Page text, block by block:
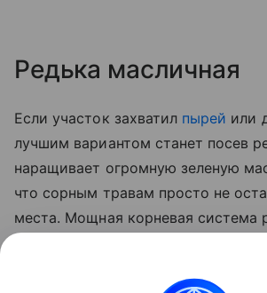
Редька масличная
Если участок захватил пырей или
лучшим вариантом станет посев
наращивает огромную зеленую
что сорным травам просто не
места. Мощная корневая система